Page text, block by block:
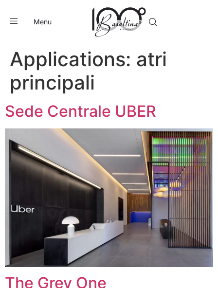
Menu
Applications: atri
principali
Sede Centrale UBER
The Grey One